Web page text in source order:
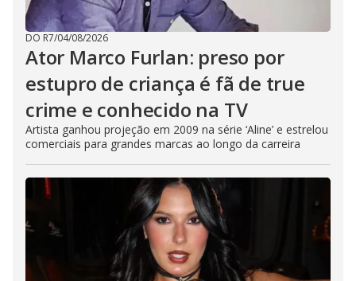
DO R7/04/08/2026
Ator Marco Furlan: preso por
estupro de criança é fã de true
crime e conhecido na TV
Artista ganhou projeção em 2009 na série ‘Aline’ e estrelou
comerciais para grandes marcas ao longo da carreira